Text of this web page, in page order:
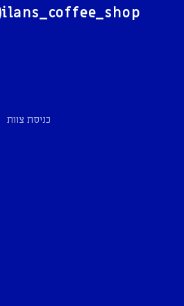
ilans_coffee_shop
כניסת צוות